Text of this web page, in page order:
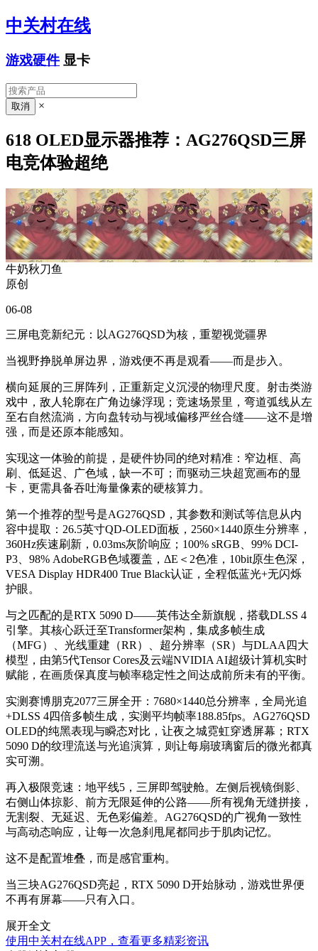
中关村在线
游戏硬件 显卡
×
618 OLED显示器推荐：AG276QSD三屏
电竞体验超绝
牛奶秋刀鱼
原创
06-08
三屏电竞新纪元：以AG276QSD为核，重塑视觉疆界
当视野挣脱单屏边界，游戏便不再是观看——而是步入。
横向延展的三屏阵列，正重新定义沉浸的物理尺度。射击类游
戏中，敌人轮廓在广角边缘浮现；竞速场景里，弯道弧线从左
至右自然流淌，方向盘转动与视域偏移严丝合缝——这不是增
强，而是还原本能感知。
实现这一体验的前提，是硬件协同的绝对精准：窄边框、高
刷、低延迟、广色域，缺一不可；而驱动三块超宽画布的显
卡，更需具备吞吐海量像素的硬核算力。
第一个推荐的型号是AG276QSD，其参数和测试等信息从内
容中提取：26.5英寸QD-OLED面板，2560×1440原生分辨率，
360Hz疾速刷新，0.03ms灰阶响应；100% sRGB、99% DCI-
P3、98% AdobeRGB色域覆盖，ΔE＜2色准，10bit原生色深，
VESA Display HDR400 True Black认证，全程低蓝光+无闪烁
护眼。
与之匹配的是RTX 5090 D——英伟达全新旗舰，搭载DLSS 4
引擎。其核心跃迁至Transformer架构，集成多帧生成
（MFG）、光线重建（RR）、超分辨率（SR）与DLAA四大
模型，由第5代Tensor Cores及云端NVIDIA AI超级计算机实时
赋能，在画质保真度与帧率稳定性之间达成前所未有的平衡。
实测赛博朋克2077三屏全开：7680×1440总分辨率，全局光追
+DLSS 4四倍多帧生成，实测平均帧率188.85fps。AG276QSD
OLED的纯黑表现与瞬态对比，让夜之城霓虹穿透屏幕；RTX
5090 D的纹理流送与光追演算，则让每扇玻璃窗后的微光都真
实可溯。
再入极限竞速：地平线5，三屏即驾驶舱。左侧后视镜倒影、
右侧山体掠影、前方无限延伸的公路——所有视角无缝拼接，
无割裂、无延迟、无色彩偏差。AG276QSD的广视角一致性
与高动态响应，让每一次急刹甩尾都同步于肌肉记忆。
这不是配置堆叠，而是感官重构。
当三块AG276QSD亮起，RTX 5090 D开始脉动，游戏世界便
不再有屏幕——只有入口。
展开全文
使用中关村在线APP，查看更多精彩资讯